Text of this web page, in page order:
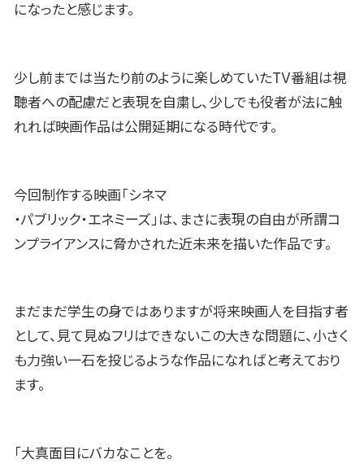
になったと感じます。
少し前までは当たり前のように楽しめていたTV番組は視
聴者への配慮だと表現を自粛し、少しでも役者が法に触
れれば映画作品は公開延期になる時代です。
今回制作する映画「シネマ
・パブリック・エネミーズ」は、まさに表現の自由が所謂コ
ンプライアンスに脅かされた近未来を描いた作品です。
まだまだ学生の身ではありますが将来映画人を目指す者
として、見て見ぬフリはできないこの大きな問題に、小さく
も力強い一石を投じるような作品になればと考えており
ます。
「大真面目にバカなことを。